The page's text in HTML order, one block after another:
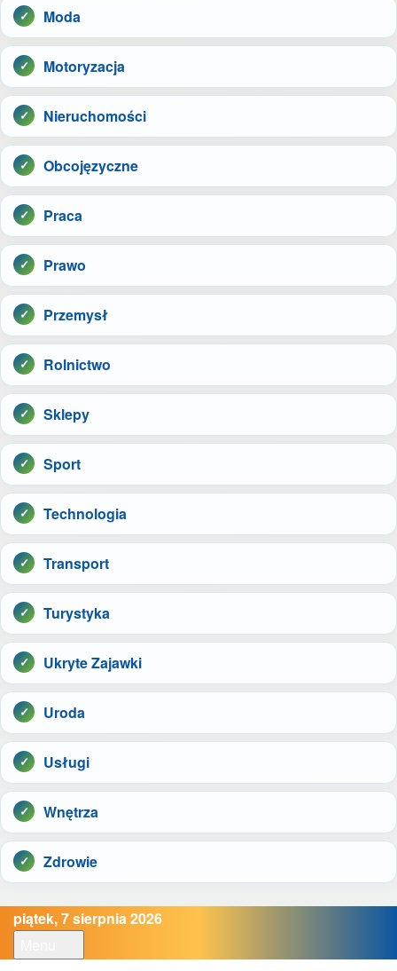
Moda
Motoryzacja
Nieruchomości
Obcojęzyczne
Praca
Prawo
Przemysł
Rolnictwo
Sklepy
Sport
Technologia
Transport
Turystyka
Ukryte Zajawki
Uroda
Usługi
Wnętrza
Zdrowie
piątek, 7 sierpnia 2026